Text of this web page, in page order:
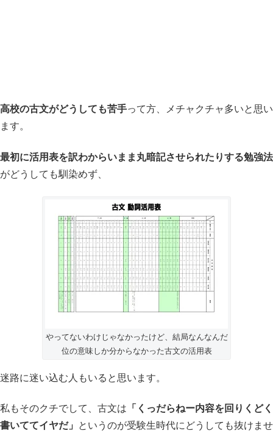
高校の古文がどうしても苦手って方、メチャクチャ多いと思い
ます。
最初に活用表を訳わからいまま丸暗記させられたりする勉強法
がどうしても馴染めず、
やってないわけじゃなかったけど、結局なんなんだ
位の意味しか分からなかった古文の活用表
迷路に迷い込む人もいると思います。
私もそのクチでして、古文は 「くっだらねー内容を回りくどく
書いててイヤだ」
というのが受験生時代にどうしても抜けませ